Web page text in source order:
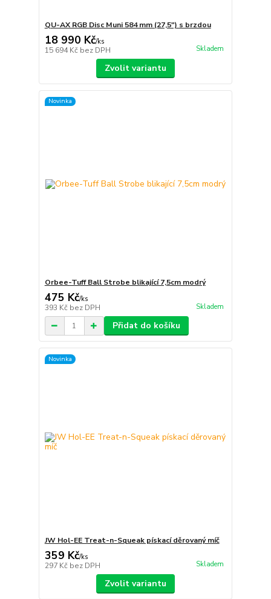
QU-AX RGB Disc Muni 584 mm (27,5") s brzdou
18 990 Kč/ks
15 694 Kč bez DPH Skladem
Zvolit variantu
Novinka
Orbee-Tuff Ball Strobe blikající 7,5cm modrý
475 Kč/ks
393 Kč bez DPH Skladem
Přidat do košíku
Novinka
JW Hol-EE Treat-n-Squeak pískací děrovaný míč
359 Kč/ks
297 Kč bez DPH Skladem
Zvolit variantu